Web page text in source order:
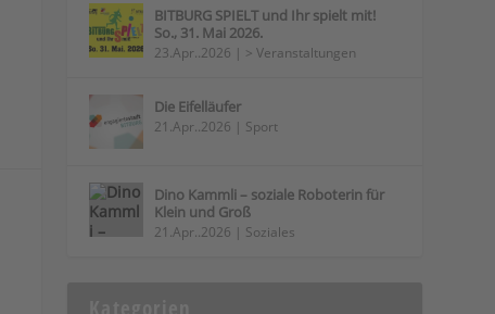
BITBURG SPIELT und Ihr spielt mit!
So., 31. Mai 2026.
23.Apr..2026 | > Veranstaltungen
Die Eifelläufer
21.Apr..2026 | Sport
Dino Kammli – soziale Roboterin für
Klein und Groß
21.Apr..2026 | Soziales